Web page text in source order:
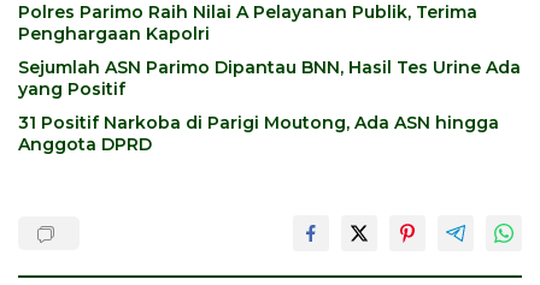
Polres Parimo Raih Nilai A Pelayanan Publik, Terima
Penghargaan Kapolri
Sejumlah ASN Parimo Dipantau BNN, Hasil Tes Urine Ada
yang Positif
31 Positif Narkoba di Parigi Moutong, Ada ASN hingga
Anggota DPRD